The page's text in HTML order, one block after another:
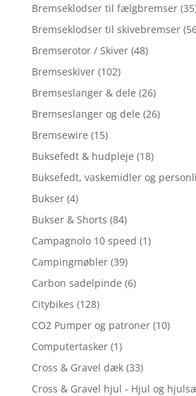
Bremseklodser til fælgbremser
Bremseklodser til skivebremser
Bremserotor / Skiver (48)
Bremseskiver (102)
Bremseslanger & dele (26)
Bremseslanger og dele (26)
Bremsewire (15)
Buksefedt & hudpleje (18)
Buksefedt, vaskemidler og
Bukser (4)
Bukser & Shorts (84)
Campagnolo 10 speed (1)
Campingmøbler (39)
Carbon sadelpinde (6)
Citybikes (128)
CO2 Pumper og patroner (10)
Computertasker (1)
Cross & Gravel dæk (33)
Cross & Gravel hjul - Hjul og